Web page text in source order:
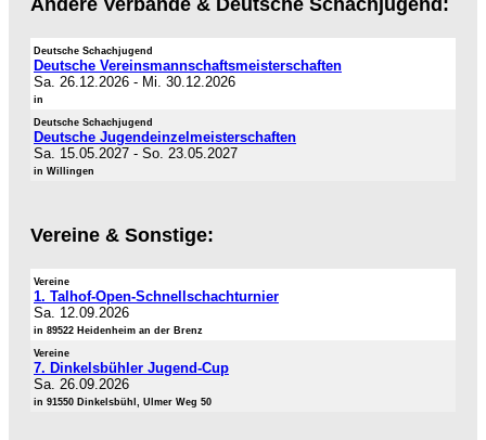
Andere Verbände & Deutsche Schachjugend:
Deutsche Schachjugend
Deutsche Vereinsmannschaftsmeisterschaften
Sa. 26.12.2026 - Mi. 30.12.2026
in
Deutsche Schachjugend
Deutsche Jugendeinzelmeisterschaften
Sa. 15.05.2027 - So. 23.05.2027
in Willingen
Vereine & Sonstige:
Vereine
1. Talhof-Open-Schnellschachturnier
Sa. 12.09.2026
in 89522 Heidenheim an der Brenz
Vereine
7. Dinkelsbühler Jugend-Cup
Sa. 26.09.2026
in 91550 Dinkelsbühl, Ulmer Weg 50